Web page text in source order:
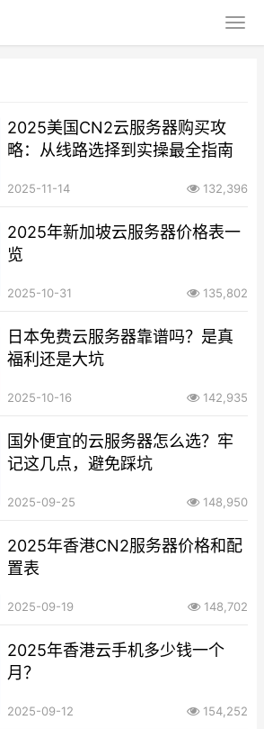
2025美国CN2云服务器购买攻
略：从线路选择到实操最全指南
2025-11-14 132,396
2025年新加坡云服务器价格表一
览
2025-10-31 135,802
日本免费云服务器靠谱吗？是真
福利还是大坑
2025-10-16 142,935
国外便宜的云服务器怎么选？牢
记这几点，避免踩坑
2025-09-25 148,950
2025年香港CN2服务器价格和配
置表
2025-09-19 148,702
2025年香港云手机多少钱一个
月？
2025-09-12 154,252